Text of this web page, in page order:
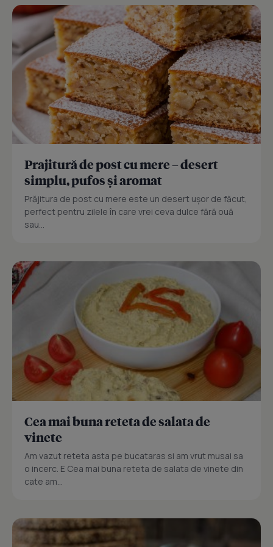
Prajitură de post cu mere – desert
simplu, pufos și aromat
Prăjitura de post cu mere este un desert ușor de făcut,
perfect pentru zilele în care vrei ceva dulce fără ouă
sau...
Cea mai buna reteta de salata de
vinete
Am vazut reteta asta pe bucataras si am vrut musai sa
o incerc. E Cea mai buna reteta de salata de vinete din
cate am...